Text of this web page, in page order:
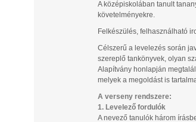
A középiskolában tanult
követelményekre.
Felkészülés, felhasználható
Célszerű a levelezés során
szereplő tankönyvek, olyan
Alapítvány honlapján
melyek a megoldást is
A verseny rendszere:
1. Levelező fordulók
A nevező tanulók három